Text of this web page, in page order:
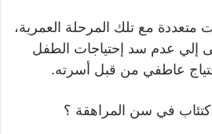
مع تلك المرحلة العمرية،
إلي عدم سد إحتياجات الطفل
عاطفي من قبل أسرته.
في سن المراهقة ؟